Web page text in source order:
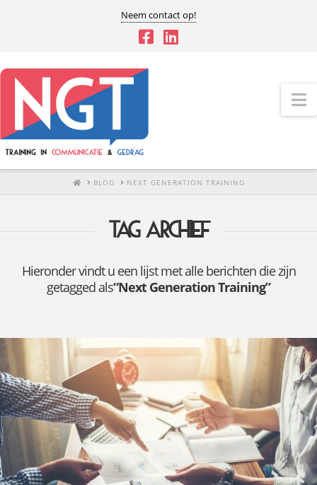
Neem contact op!
HOMEBLOG NEXT GENERATION TRAINING
Tag archief
Hieronder vindt u een lijst met alle berichten die zijn
getagged als“Next Generation Training”